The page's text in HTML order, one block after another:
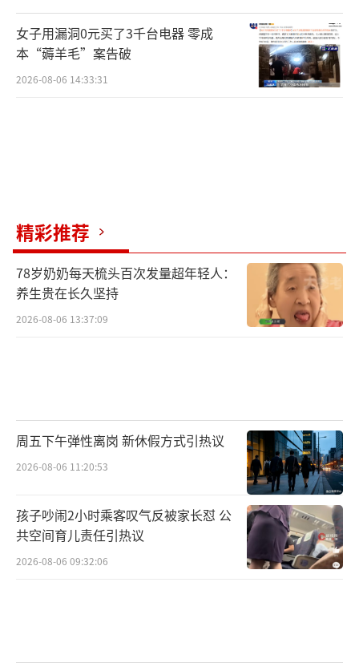
女子用漏洞0元买了3千台电器 零成
本“薅羊毛”案告破
2026-08-06 14:33:31
精彩推荐
78岁奶奶每天梳头百次发量超年轻人：
养生贵在长久坚持
2026-08-06 13:37:09
周五下午弹性离岗 新休假方式引热议
2026-08-06 11:20:53
孩子吵闹2小时乘客叹气反被家长怼 公
共空间育儿责任引热议
2026-08-06 09:32:06